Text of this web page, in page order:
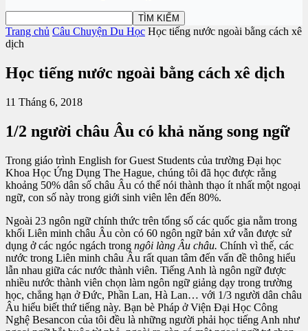
Trang chủ Câu Chuyện Du Học Học tiếng nước ngoài bằng cách xê
dịch
Học tiếng nước ngoài bằng cách xê dịch
11 Tháng 6, 2018
1/2 người châu Âu có khả năng song ngữ
Trong giáo trình English for Guest Students của trường Đại học
Khoa Học Ứng Dụng The Hague, chúng tôi đã học được rằng
khoảng 50% dân số châu Âu có thể nói thành thạo ít nhất một ngoại
ngữ, con số này trong giới sinh viên lên đến 80%.
Ngoài 23 ngôn ngữ chính thức trên tổng số các quốc gia nằm trong
khối Liên minh châu Âu còn có 60 ngôn ngữ bản xứ vẫn được sử
dụng ở các ngóc ngách trong ngôi làng Âu châu. Chính vì thế, các
nước trong Liên minh châu Âu rất quan tâm đến vấn đề thông hiểu
lẫn nhau giữa các nước thành viên. Tiếng Anh là ngôn ngữ được
nhiều nước thành viên chọn làm ngôn ngữ giảng dạy trong trường
học, chẳng hạn ở Đức, Phần Lan, Hà Lan… với 1/3 người dân châu
Âu hiểu biết thứ tiếng này. Bạn bè Pháp ở Viện Đại Học Công
Nghệ Besancon của tôi đều là những người phải học tiếng Anh như